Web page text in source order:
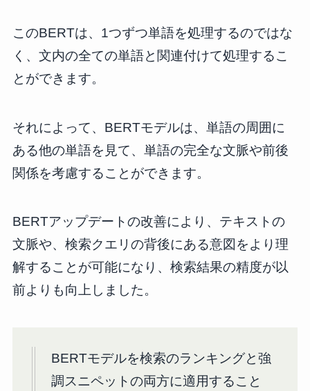
このBERTは、1つずつ単語を処理するのではな
く、文内の全ての単語と関連付けて処理するこ
とができます。
それによって、BERTモデルは、単語の周囲に
ある他の単語を見て、単語の完全な文脈や前後
関係を考慮することができます。
BERTアップデートの改善により、テキストの
文脈や、検索クエリの背後にある意図をより理
解することが可能になり、検索結果の精度が以
前よりも向上しました。
BERTモデルを検索のランキングと強
調スニペットの両方に適用すること